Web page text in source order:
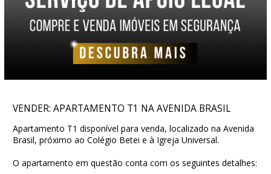
VENDER: APARTAMENTO T1 NA AVENIDA BRASIL
Apartamento T1 disponível para venda, localizado na Avenida
Brasil, próximo ao Colégio Betei e à Igreja Universal.
O apartamento em questão conta com os seguintes detalhes: